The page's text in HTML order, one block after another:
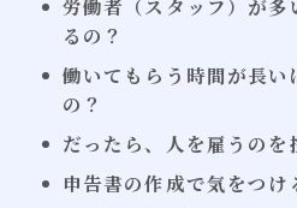
労働者（スタッフ）が
るの？
働いてもらう時間が長い
の？
だったら、人を雇うのを
申告書の作成で気をつけ